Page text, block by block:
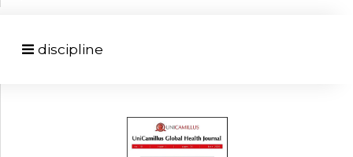
discipline